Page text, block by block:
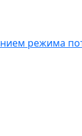
режима